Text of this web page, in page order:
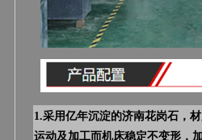
1.采用亿年沉淀的济南花岗石，
运动及加工而机床稳定不变形，